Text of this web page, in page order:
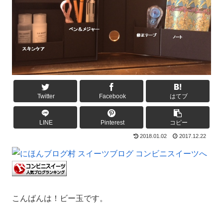
Twitter Facebook はてブ
LINE Pinterest コピー
2018.01.02 2017.12.22
こんばんは！ビー玉です。